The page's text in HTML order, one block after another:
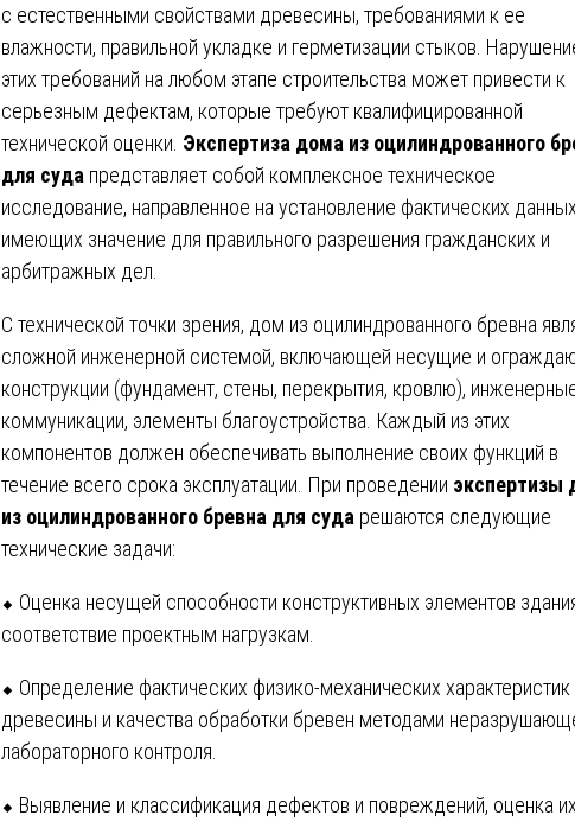
с естественными свойствами древесины, требованиями к ее
влажности, правильной укладке и герметизации стыков.
этих требований на любом этапе строительства может привести к
серьезным дефектам, которые требуют квалифицированной
технической оценки. Экспертиза дома из оцилиндрованного
для суда представляет собой комплексное техническое
исследование, направленное на установление фактических
имеющих значение для правильного разрешения гражданских и
арбитражных дел.
С технической точки зрения, дом из оцилиндрованного бревна
сложной инженерной системой, включающей несущие и
конструкции (фундамент, стены, перекрытия, кровлю),
коммуникации, элементы благоустройства. Каждый из этих
компонентов должен обеспечивать выполнение своих функций в
течение всего срока эксплуатации. При проведении экспертизы
из оцилиндрованного бревна для суда решаются следующие
технические задачи:
⬥ Оценка несущей способности конструктивных элементов
соответствие проектным нагрузкам.
⬥ Определение фактических физико-механических характеристик
древесины и качества обработки бревен методами
лабораторного контроля.
⬥ Выявление и классификация дефектов и повреждений, оценка